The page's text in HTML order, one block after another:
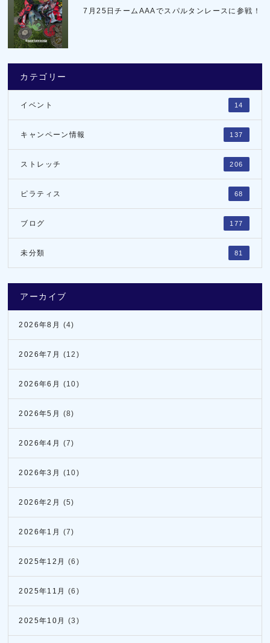
7月25日チームAAAでスパルタンレースに参戦！
カテゴリー
イベント 14
キャンペーン情報 137
ストレッチ 206
ピラティス 68
ブログ 177
未分類 81
アーカイブ
2026年8月 (4)
2026年7月 (12)
2026年6月 (10)
2026年5月 (8)
2026年4月 (7)
2026年3月 (10)
2026年2月 (5)
2026年1月 (7)
2025年12月 (6)
2025年11月 (6)
2025年10月 (3)